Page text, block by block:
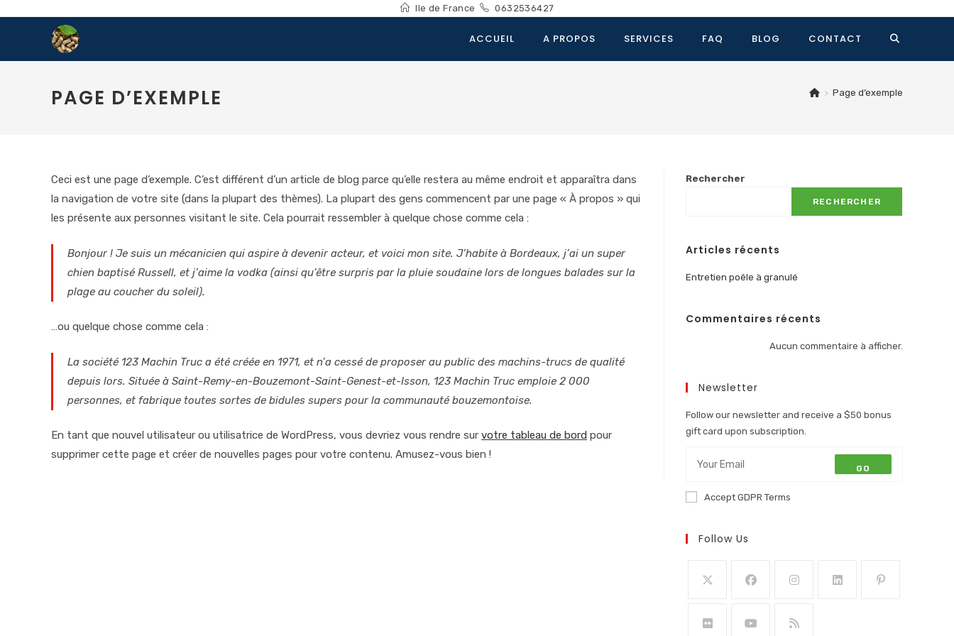
Ile de France 0632536427
ACCUEIL A PROPOS SERVICES FAQ BLOG CONTACT TOGGLE
PAGE D’EXEMPLE > Page d’exemple
Ceci est une page d’exemple. C’est différent d’un article de blog parce qu’elle restera au même endroit et apparaîtra dans
la navigation de votre site (dans la plupart des thèmes). La plupart des gens commencent par une page « À propos » qui
les présente aux personnes visitant le site. Cela pourrait ressembler à quelque chose comme cela :
Bonjour ! Je suis un mécanicien qui aspire à devenir acteur, et voici mon site. J’habite à Bordeaux, j’ai un super
chien baptisé Russell, et j’aime la vodka (ainsi qu’être surpris par la pluie soudaine lors de longues balades sur la
plage au coucher du soleil).
…ou quelque chose comme cela :
La société 123 Machin Truc a été créée en 1971, et n’a cessé de proposer au public des machins-trucs de qualité
depuis lors. Située à Saint-Remy-en-Bouzemont-Saint-Genest-et-Isson, 123 Machin Truc emploie 2 000
personnes, et fabrique toutes sortes de bidules supers pour la communauté bouzemontoise.
En tant que nouvel utilisateur ou utilisatrice de WordPress, vous devriez vous rendre sur votre tableau de bord pour
supprimer cette page et créer de nouvelles pages pour votre contenu. Amusez-vous bien !
Rechercher
RECHERCHER
Articles récents
Entretien poêle à granulé
Commentaires récents
Aucun commentaire à afficher.
Newsletter
Follow our newsletter and receive a $50 bonus
gift card upon subscription.
GO
Accept GDPR Terms
Follow Us
dans
dans
dans